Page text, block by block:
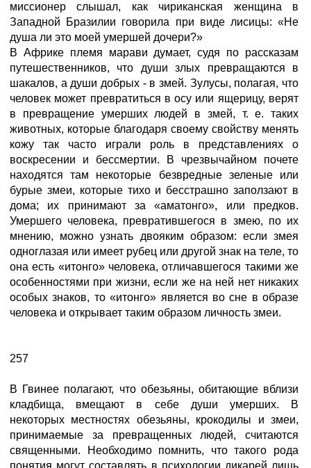
миссионер слышал, как чириканская женщина в
Западной Бразилии говорила при виде лисицы: «Не
душа ли это моей умершей дочери?»
В Африке племя марави думает, судя по рассказам
путешественников, что души злых превращаются в
шакалов, а души добрых - в змей. Зулусы, полагая, что
человек может превратиться в осу или ящерицу, верят
в превращение умерших людей в змей, т. е. таких
животных, которые благодаря своему свойству менять
кожу так часто играли роль в представлениях о
воскресении и бессмертии. В чрезвычайном почете
находятся там некоторые безвредные зеленые или
бурые змеи, которые тихо и бесстрашно заползают в
дома; их принимают за «аматонго», или предков.
Умершего человека, превратившегося в змею, по их
мнению, можно узнать двояким образом: если змея
одноглазая или имеет рубец или другой знак на теле, то
она есть «итонго» человека, отличавшегося такими же
особенностями при жизни, если же на ней нет никаких
особых знаков, то «итонго» является во сне в образе
человека и открывает таким образом личность змеи.
257
В Гвинее полагают, что обезьяны, обитающие вблизи
кладбища, вмещают в себе души умерших. В
некоторых местностях обезьяны, крокодилы и змеи,
принимаемые за превращенных людей, считаются
священными. Необходимо помнить, что такого рода
понятия могут составлять в психологии дикарей лишь